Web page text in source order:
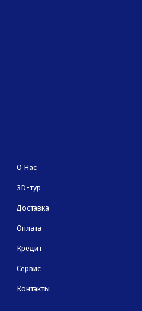
О Нас
3D-тур
Доставка
Оплата
Кредит
Сервис
Контакты